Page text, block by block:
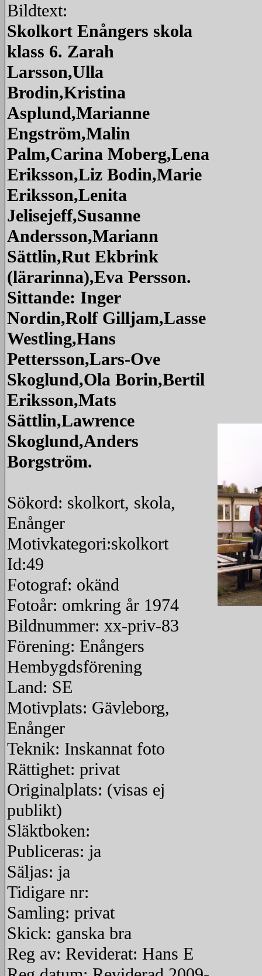
Bildtext:
Skolkort Enångers skola
klass 6. Zarah
Larsson,Ulla
Brodin,Kristina
Asplund,Marianne
Engström,Malin
Palm,Carina Moberg,Lena
Eriksson,Liz Bodin,Marie
Eriksson,Lenita
Jelisejeff,Susanne
Andersson,Mariann
Sättlin,Rut Ekbrink
(lärarinna),Eva Persson.
Sittande: Inger
Nordin,Rolf Gilljam,Lasse
Westling,Hans
Pettersson,Lars-Ove
Skoglund,Ola Borin,Bertil
Eriksson,Mats
Sättlin,Lawrence
Skoglund,Anders
Borgström.
Sökord: skolkort, skola,
Enånger
Motivkategori:skolkort
Id:49
Fotograf: okänd
Fotoår: omkring år 1974
Bildnummer: xx-priv-83
Förening: Enångers
Hembygdsförening
Land: SE
Motivplats: Gävleborg,
Enånger
Teknik: Inskannat foto
Rättighet: privat
Originalplats: (visas ej
publikt)
Släktboken:
Publiceras: ja
Säljas: ja
Tidigare nr:
Samling: privat
Skick: ganska bra
Reg av: Reviderat: Hans E